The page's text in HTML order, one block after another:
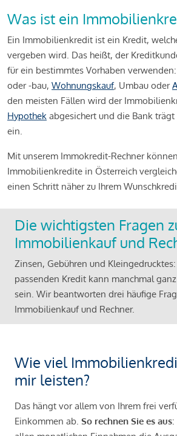
Was ist ein
Ein Immobilienkredit ist ein Kredit,
vergeben wird. Das heißt, der
für ein bestimmtes Vorhaben
oder -bau, Wohnungskauf, Umbau oder
den meisten Fällen wird der
Hypothek abgesichert und die Bank trägt
ein.
Mit unserem Immokredit-Rechner
Immobilienkredite in Österreich
einen Schritt näher zu Ihrem
Die wichtigsten Fragen
Immobilienkauf und
Zinsen, Gebühren und
passenden Kredit kann manchmal
sein. Wir beantworten drei häufige
Immobilienkauf und Rechner.
Wie viel
mir leisten?
Das hängt vor allem von Ihrem frei
Einkommen ab. So rechnen Sie es aus